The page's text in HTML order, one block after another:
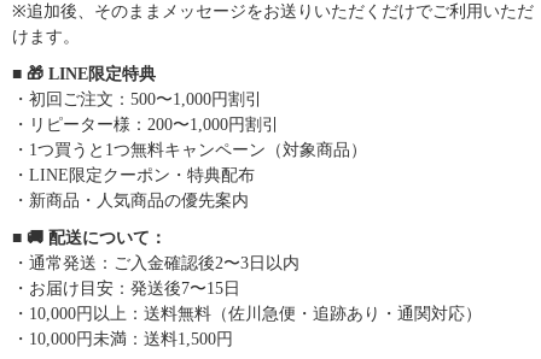
※追加後、そのままメッセージをお送りいただくだけでご利用いただ
けます。
■ 🎁 LINE限定特典
・初回ご注文：500〜1,000円割引
・リピーター様：200〜1,000円割引
・1つ買うと1つ無料キャンペーン（対象商品）
・LINE限定クーポン・特典配布
・新商品・人気商品の優先案内
■ 🚚 配送について：
・通常発送：ご入金確認後2〜3日以内
・お届け目安：発送後7〜15日
・10,000円以上：送料無料（佐川急便・追跡あり・通関対応）
・10,000円未満：送料1,500円